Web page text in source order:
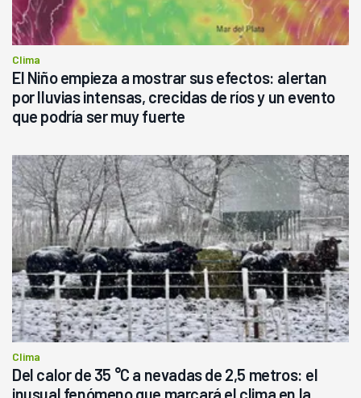
Clima
El Niño empieza a mostrar sus efectos: alertan
por lluvias intensas, crecidas de ríos y un evento
que podría ser muy fuerte
Clima
Del calor de 35 °C a nevadas de 2,5 metros: el